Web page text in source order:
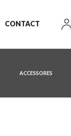
CONTACT
ACCESSORES